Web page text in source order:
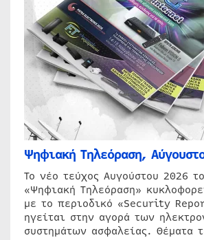
Ψηφιακή Τηλεόραση,
Το νέο τεύχος Αυγούστου 2026
«Ψηφιακή Τηλεόραση»
με το περιοδικό «Security
ηγείται στην αγορά των
συστημάτων ασφαλείας. Θέματα